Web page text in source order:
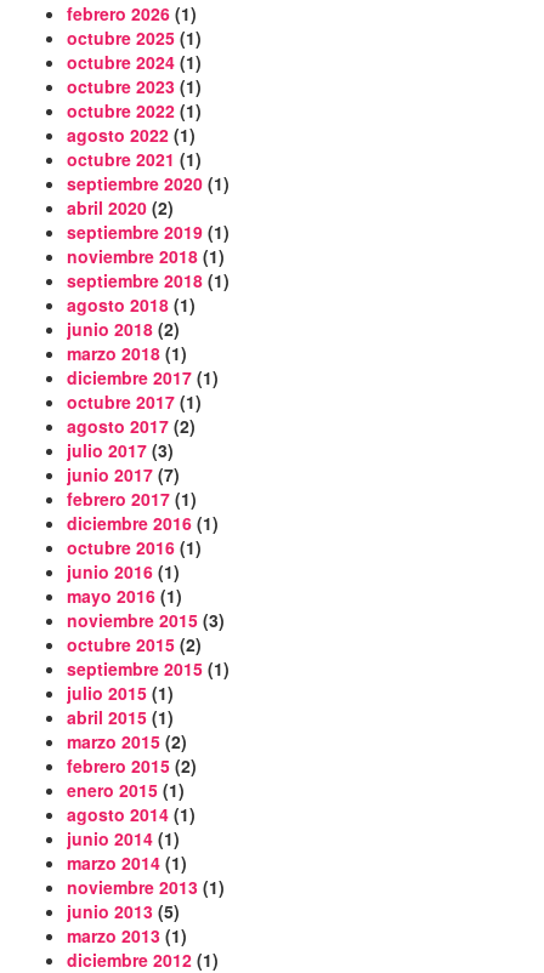
febrero 2026 (1)
octubre 2025 (1)
octubre 2024 (1)
octubre 2023 (1)
octubre 2022 (1)
agosto 2022 (1)
octubre 2021 (1)
septiembre 2020 (1)
abril 2020 (2)
septiembre 2019 (1)
noviembre 2018 (1)
septiembre 2018 (1)
agosto 2018 (1)
junio 2018 (2)
marzo 2018 (1)
diciembre 2017 (1)
octubre 2017 (1)
agosto 2017 (2)
julio 2017 (3)
junio 2017 (7)
febrero 2017 (1)
diciembre 2016 (1)
octubre 2016 (1)
junio 2016 (1)
mayo 2016 (1)
noviembre 2015 (3)
octubre 2015 (2)
septiembre 2015 (1)
julio 2015 (1)
abril 2015 (1)
marzo 2015 (2)
febrero 2015 (2)
enero 2015 (1)
agosto 2014 (1)
junio 2014 (1)
marzo 2014 (1)
noviembre 2013 (1)
junio 2013 (5)
marzo 2013 (1)
diciembre 2012 (1)